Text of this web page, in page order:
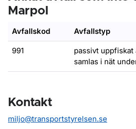
Marpol
Avfallskod Avfallstyp
991
passivt uppfiskat
samlas i nät
Kontakt
miljo@transportstyrelsen.se